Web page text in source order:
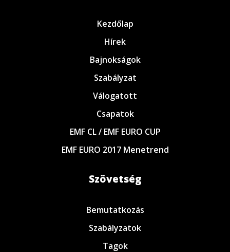
Kezdőlap
Hírek
Bajnokságok
Szabályzat
Válogatott
Csapatok
EMF CL / EMF EURO CUP
EMF EURO 2017 Menetrend
Szövetség
Bemutatkozás
Szabályzatok
Tagok